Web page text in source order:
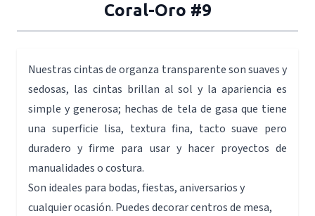
Coral-Oro #9
Nuestras cintas de organza transparente son suaves y
sedosas, las cintas brillan al sol y la apariencia es
simple y generosa; hechas de tela de gasa que tiene
una superficie lisa, textura fina, tacto suave pero
duradero y firme para usar y hacer proyectos de
manualidades o costura.
Son ideales para bodas, fiestas, aniversarios y
cualquier ocasión. Puedes decorar centros de mesa,